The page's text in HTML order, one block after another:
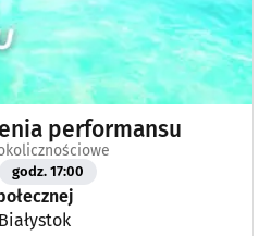
performansu
godz. 17:00